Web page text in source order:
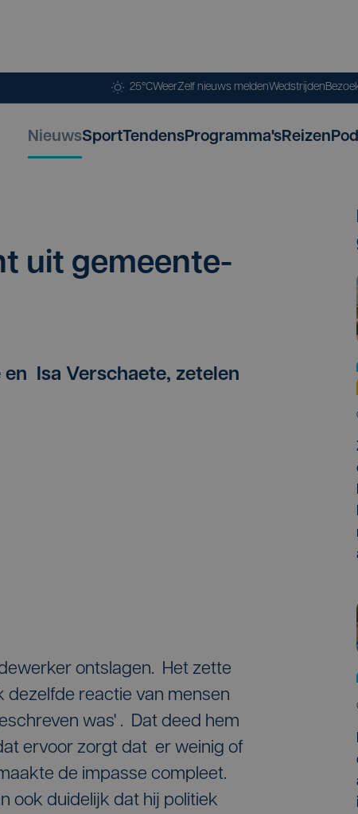
25°CWeerZelf nieuws meldenWedstrijden
NieuwsSportTendensProgramma'sReizen
uit gemeen­te­
en Isa Verschaete, zetelen
ontslagen. Het zette
dezelfde reactie van mensen
was' . Dat deed hem
ervoor zorgt dat er weinig of
de impasse compleet.
ook duidelijk dat hij politiek